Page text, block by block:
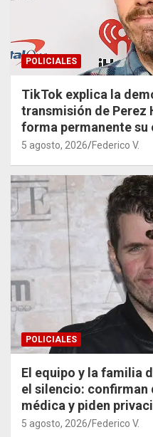
POLICIALES
TikTok explica la
transmisión de Perez
forma permanente su
5 agosto, 2026 Federico V.
POLICIALES
El equipo y la familia
el silencio: confirman
médica y piden
5 agosto, 2026 Federico V.